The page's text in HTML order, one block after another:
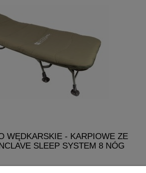
WĘDKARSKIE - KARPIOWE ZE
SLEEP SYSTEM 8 NÓG